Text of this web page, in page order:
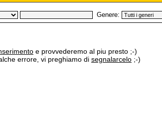
Genere:
e provvederemo al piu presto ;-)
errore, vi preghiamo di segnalarcelo ;-)